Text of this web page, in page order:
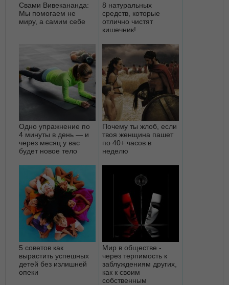
Свами Вивекананда:
Мы помогаем не
миру, а самим себе
8 натуральных
средств, которые
отлично чистят
кишечник!
Одно упражнение по
4 минуты в день — и
через месяц у вас
будет новое тело
Почему ты жлоб, если
твоя женщина пашет
по 40+ часов в
неделю
5 советов как
вырастить успешных
детей без излишней
опеки
Мир в обществе -
через терпимость к
заблуждениям других,
как к своим
собственным